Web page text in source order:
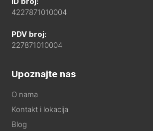
4227871010004
PDV broj:
227871010004
Upoznajte nas
O nama
Kontakt i lokacija
Blog